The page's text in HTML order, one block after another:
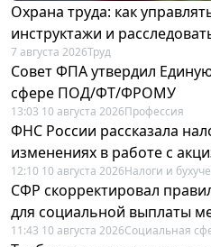
Охрана труда: как
инструктажи и
7 августа 2026Труд
Совет ФПА утвердил
сфере ПОД/ФТ/ФРОМУ
13:03 10 августа 2026Профессия
ФНС России рассказала
изменениях в работе с
12:10 10 августа 2026Налоги и
СФР скорректировал
для социальной выплаты
11:43 10 августа 2026Социальная